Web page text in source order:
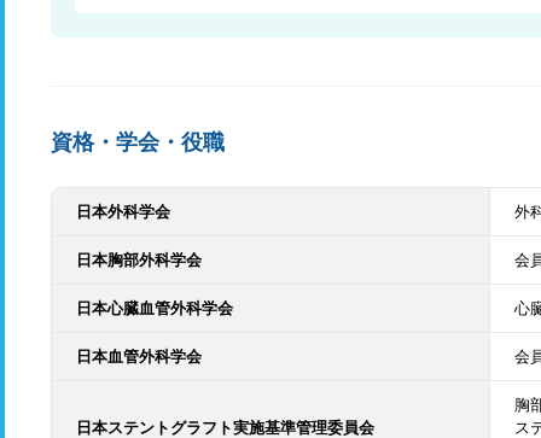
資格・学会・役職
日本外科学会 外
日本胸部外科学会 会
日本心臓血管外科学会 心
日本血管外科学会 会
日本ステントグラフト実施基準管理委員会
胸
ス